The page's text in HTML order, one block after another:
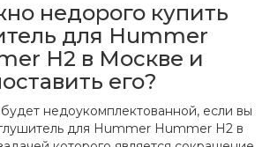
недорого купить
для Hummer
H2 в Москве и
его?
недоукомплектованной, если вы
для Hummer Hummer H2 в